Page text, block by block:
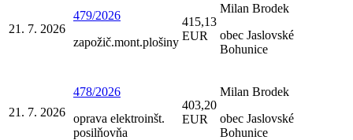
21. 7. 2026
479/2026
zapožič.mont.plošiny
415,13
EUR
Milan Brodek
obec Jaslovské
Bohunice
21. 7. 2026
478/2026
oprava elektroinšt.
posilňovňa
403,20
EUR
Milan Brodek
obec Jaslovské
Bohunice